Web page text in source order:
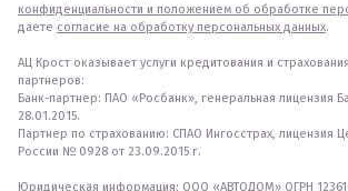
конфиденциальности и положением об обработке
даете согласие на обработку персональных данных.
АЦ Крост оказывает услуги кредитования и
партнеров:
Банк-партнер: ПАО «Росбанк», генеральная лицензия
28.01.2015.
Партнер по страхованию: СПАО Ингосстрах, лицензия
России № 0928 от 23.09.2015 г.
Юридическая информация: ООО «АВТОДОМ» ОГРН